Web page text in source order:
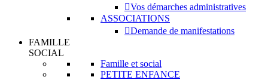
Vos démarches administratives
ASSOCIATIONS
Demande de manifestations
FAMILLE
SOCIAL
Famille et social
PETITE ENFANCE